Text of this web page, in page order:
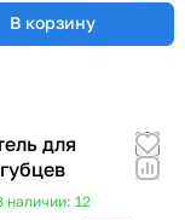
В корзину
для
наличии: 12